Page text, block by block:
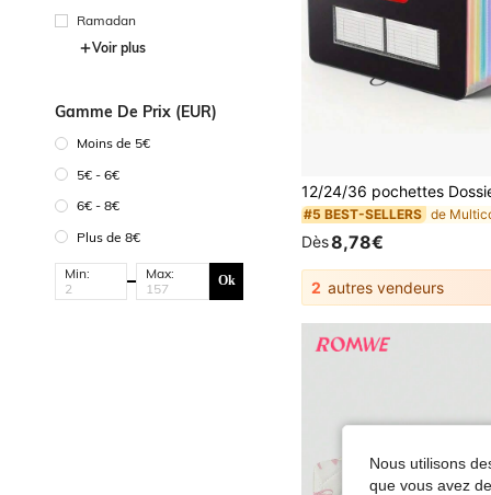
Ramadan
Voir plus
Gamme De Prix (EUR)
Moins de 5€
5€ - 6€
6€ - 8€
Plus de 8€
Min: Max: Ok
#5 BEST-SELLERS
Dès8,78€
2 autres vendeurs
Nous utilisons
que vous avez